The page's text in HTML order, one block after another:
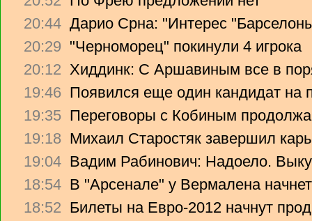
20:44 Дарио Срна: "Интерес
20:29 "Черноморец" покинули 4 игрока
20:12 Хиддинк: С Аршавиным все в
19:46 Появился еще один кандидат на
19:35 Переговоры с Кобиным
19:18 Михаил Старостяк завершил
19:04 Вадим Рабинович: Надоело.
18:54 В "Арсенале" у Вермалена
18:52 Билеты на Евро-2012 начнут